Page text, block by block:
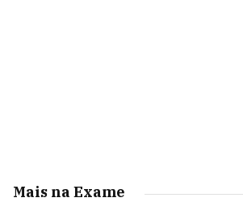
Mais na Exame